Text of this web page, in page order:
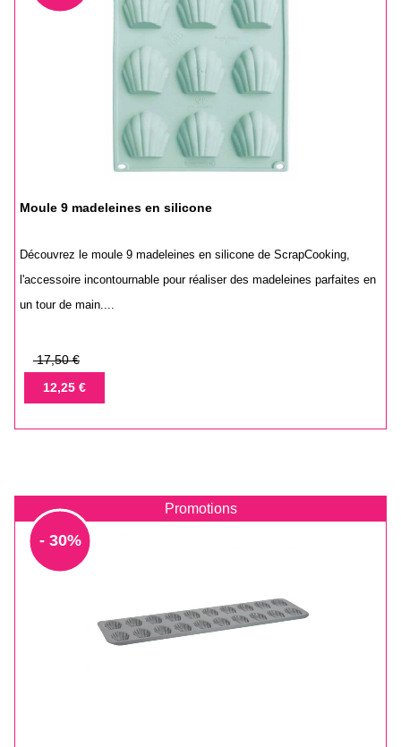
Moule 9 madeleines en silicone
Découvrez le moule 9 madeleines en silicone de ScrapCooking,
l'accessoire incontournable pour réaliser des madeleines parfaites en
un tour de main....
Prix
base
17,50 €
Prix12,25 €
Promotions
- 30%